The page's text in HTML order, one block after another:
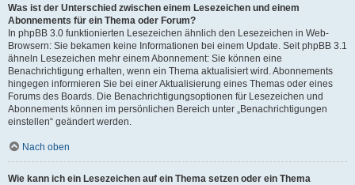
Was ist der Unterschied zwischen einem Lesezeichen und einem
Abonnements für ein Thema oder Forum?
In phpBB 3.0 funktionierten Lesezeichen ähnlich den Lesezeichen in Web-
Browsern: Sie bekamen keine Informationen bei einem Update. Seit phpBB 3.1
ähneln Lesezeichen mehr einem Abonnement: Sie können eine
Benachrichtigung erhalten, wenn ein Thema aktualisiert wird. Abonnements
hingegen informieren Sie bei einer Aktualisierung eines Themas oder eines
Forums des Boards. Die Benachrichtigungsoptionen für Lesezeichen und
Abonnements können im persönlichen Bereich unter „Benachrichtigungen
einstellen“ geändert werden.
Nach oben
Wie kann ich ein Lesezeichen auf ein Thema setzen oder ein Thema